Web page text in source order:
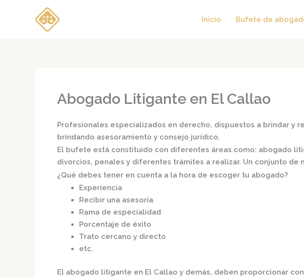
Inicio Bufete de
Abogado Litigante en El Callao
Profesionales especializados en derecho, dispuestos a brindar y
brindando asesoramiento y consejo jurídico.
El bufete está constituido con diferentes áreas como: abogado
divorcios, penales y diferentes trámites a realizar. Un conjunto
¿Qué debes tener en cuenta a la hora de escoger tu abogado?
Experiencia
Recibir una asesoría
Rama de especialidad
Porcentaje de éxito
Trato cercano y directo
etc.
El abogado litigante en El Callao y demás, deben proporcionar